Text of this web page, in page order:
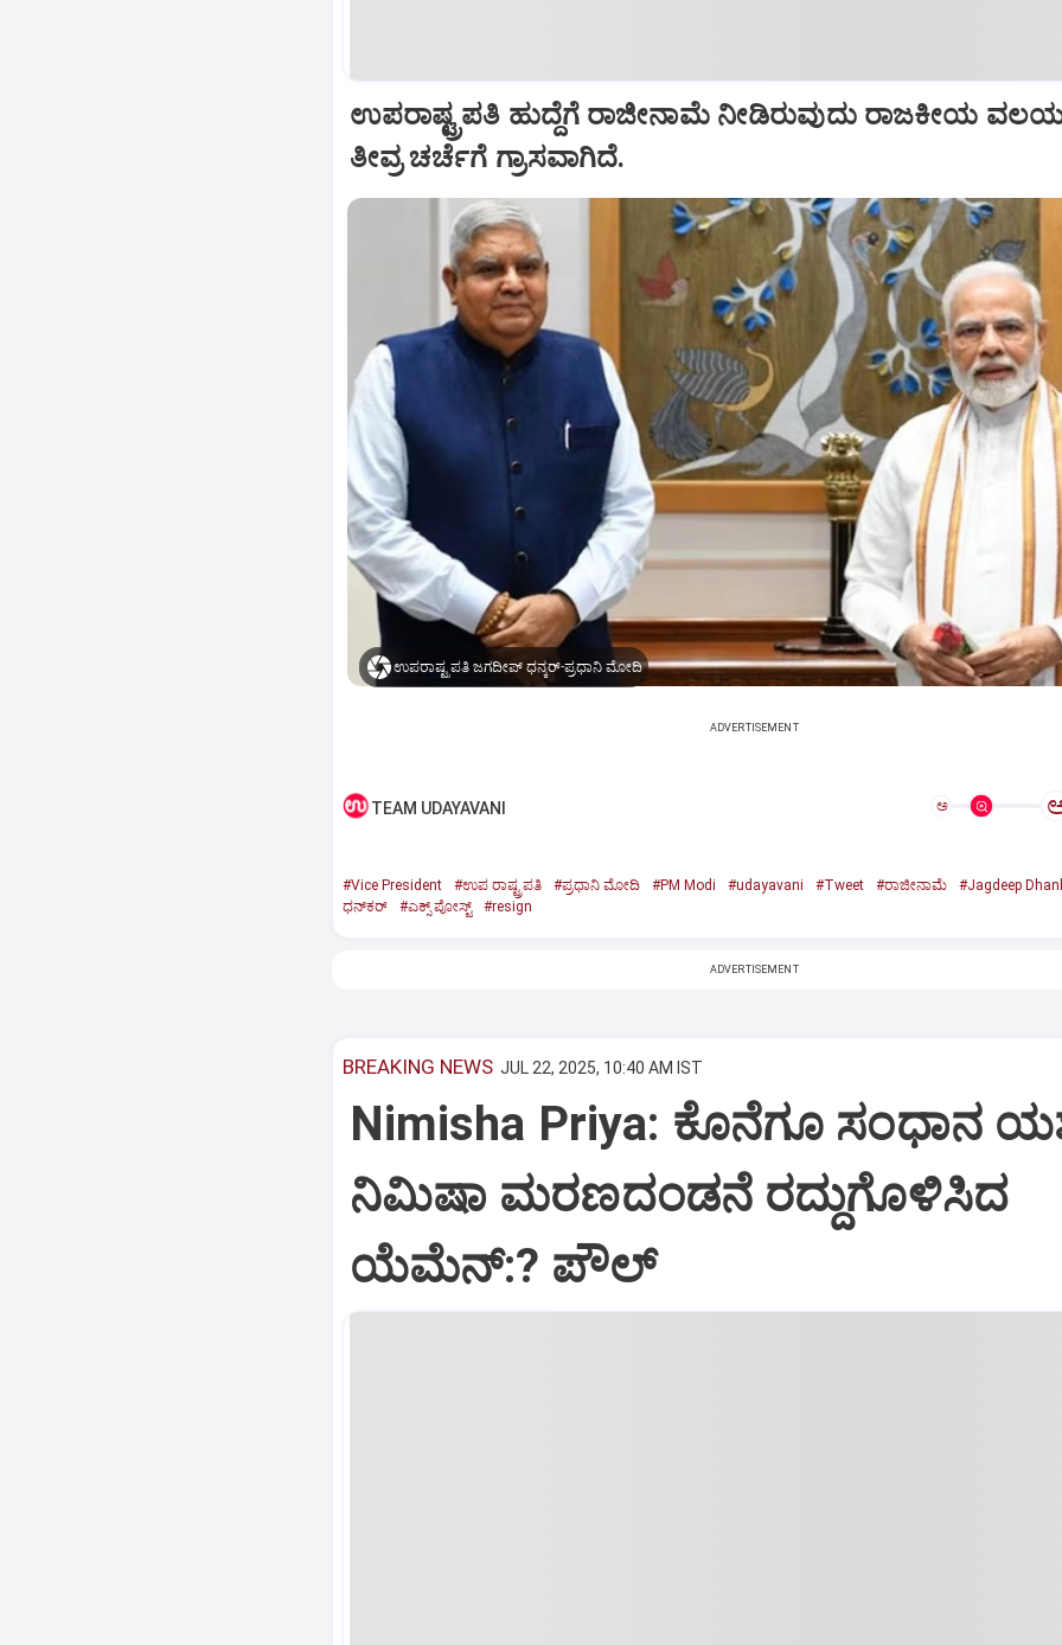
ಉಪರಾಷ್ಟ್ರಪತಿ ಹುದ್ದೆಗೆ ರಾಜೀನಾಮೆ ನೀಡಿರುವುದು ರಾಜಕೀಯ
ತೀವ್ರ ಚರ್ಚೆಗೆ ಗ್ರಾಸವಾಗಿದೆ.
ಉಪರಾಷ್ಟ್ರಪತಿ ಜಗದೀಪ್‌ ಧನ್ಕರ್-ಪ್ರಧಾನಿ ಮೋದಿ
ADVERTISEMENT
TEAM UDAYAVANI ಅ
#Vice President #ಉಪ ರಾಷ್ಟ್ರಪತಿ #ಪ್ರಧಾನಿ ಮೋದಿ #PM Modi #udayavani #Tweet #ರಾಜೀನಾಮೆ
#Jagdeep
ಧನ್‌ಕರ್‌
#ಎಕ್ಸ್‌ ಪೋಸ್ಟ್ #resign
ADVERTISEMENT
BREAKING NEWS JUL 22, 2025, 10:40 AM IST
Nimisha Priya: ಕೊನೆಗೂ ಸಂಧಾನ
ನಿಮಿಷಾ ಮರಣದಂಡನೆ ರದ್ದುಗೊಳಿಸಿದ
ಯೆಮೆನ್:? ಪೌಲ್